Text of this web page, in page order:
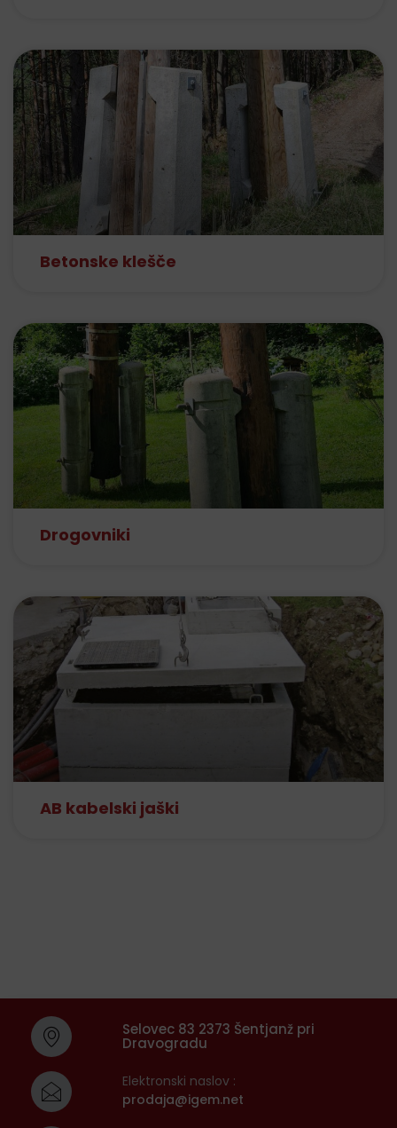
Betonske klešče
Drogovniki
AB kabelski jaški
Selovec 83 2373 Šentjanž pri
Dravogradu
Elektronski naslov :
prodaja@igem.net